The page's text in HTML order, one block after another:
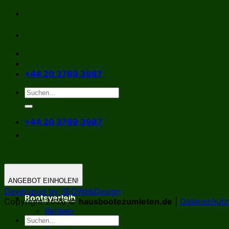
Zum
springen
+44 20 3769 3987
+44 20 3769 3987
Bootsverleih
Belgien
Deutschland
ANGEBOT EINHOLEN!
Developed by SEOWebDesign
Copyright 2026 © hausbootezumieten.de